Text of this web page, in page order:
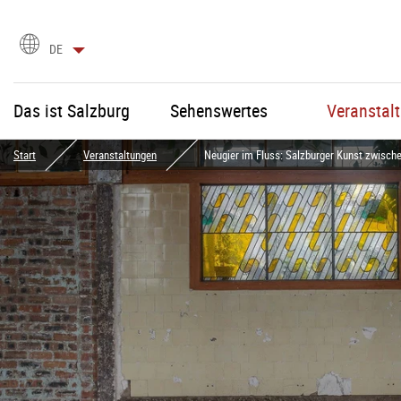
Sprachauswahl
DE
Das ist Salzburg Sehenswertes
Start Veranstaltungen Neugier im Fluss: Salzburger Kunst